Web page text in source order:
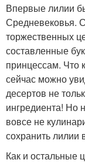
Впервые лилии
Средневековья.
торжественных
составленные
принцессам. Что
сейчас можно
десертов не
ингредиента! Но
вовсе не
сохранить лилии
Как и остальные